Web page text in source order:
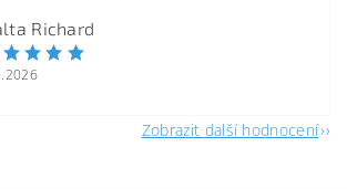
Richard
Zobrazit další hodnocení